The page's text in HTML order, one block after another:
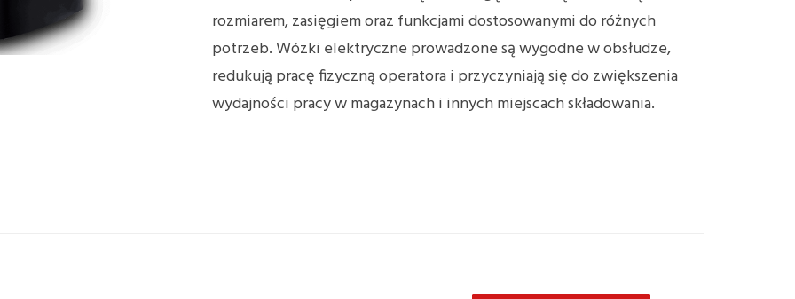
rozmiarem, zasięgiem oraz funkcjami dostosowanymi do różnych
potrzeb. Wózki elektryczne prowadzone są wygodne w obsłudze,
redukują pracę fizyczną operatora i przyczyniają się do zwiększenia
wydajności pracy w magazynach i innych miejscach składowania.